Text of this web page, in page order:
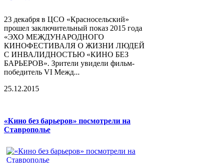
23 декабря в ЦСО «Красносельский»
прошел заключительный показ 2015 года
«ЭХО МЕЖДУНАРОДНОГО
КИНОФЕСТИВАЛЯ О ЖИЗНИ ЛЮДЕЙ
С ИНВАЛИДНОСТЬЮ «КИНО БЕЗ
БАРЬЕРОВ». Зрители увидели фильм-
победитель VI Межд...
25.12.2015
«Кино без барьеров» посмотрели на
Ставрополье